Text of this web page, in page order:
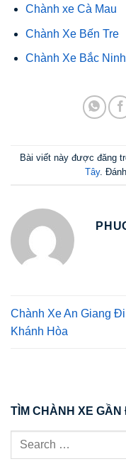
Chành xe Cà Mau
Chành Xe Bến Tre
Chành Xe Bắc
Bài viết này được đăng
Tây.
Chành Xe An Giang Đi
Khánh Hòa
TÌM CHÀNH XE